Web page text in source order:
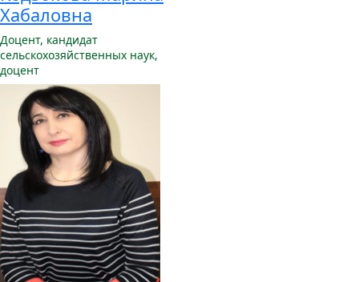
Хабаловна
Доцент, кандидат
сельскохозяйственных наук,
доцент